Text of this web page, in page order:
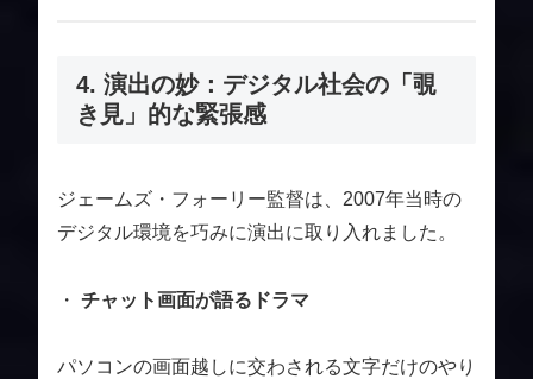
4. 演出の妙：デジタル社会の「覗
き見」的な緊張感
ジェームズ・フォーリー監督は、2007年当時の
デジタル環境を巧みに演出に取り入れました。
・ チャット画面が語るドラマ
パソコンの画面越しに交わされる文字だけのやり